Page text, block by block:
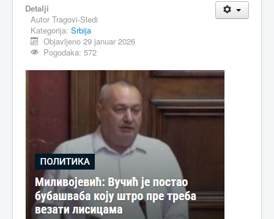
Detalji
Autor Tragovi-Sledi
Kategorija: Srbija
Objavljeno 29 januar 2026
Pogodaka: 572